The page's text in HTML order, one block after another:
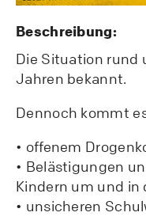
Beschreibung:
Die Situation rund
Jahren bekannt.
Dennoch kommt
• offenem
• Belästigungen
Kindern um und in
• unsicheren